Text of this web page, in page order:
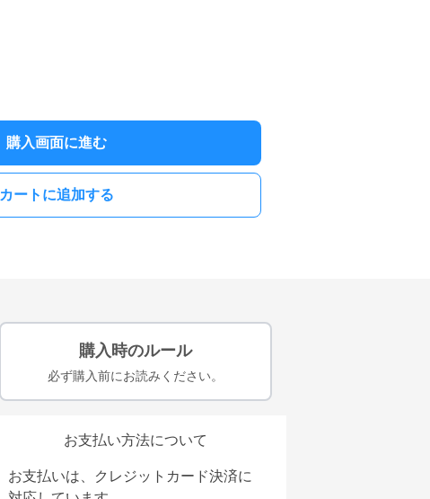
購入画面に進む
カートに追加する
購入時のルール
必ず購入前にお読みください。
お支払い方法について
お支払いは、クレジットカード決済に